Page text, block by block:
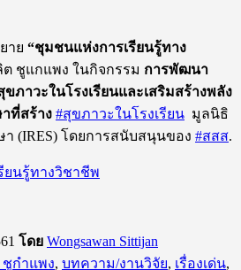
าย “ชุมชนแห่งการเรียนรู้ทาง
ต ชูแกแพง ในกิจกรรม การพัฒนา
ภาวะในโรงเรียนและเสริมสร้างพลัง
ที่สร้าง #สุขภาวะในโรงเรียน มูลนิธิ
(IRES)​ โดยการสนับสนุน​ของ​ #สสส.​
ยนรู้ทางวิชาชีพ
โดย Wongsawan Sittijan
กำแพง, บทความ/งานวิจัย, เรื่องเด่น,